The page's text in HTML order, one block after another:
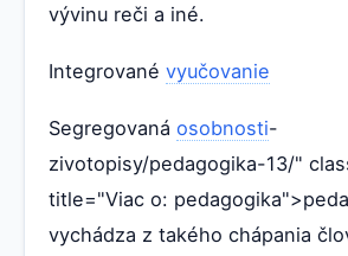
vývinu reči a iné.
Integrované vyučovanie
Segregovaná osobnosti-
zivotopisy/pedagogika-13/"
title="Viac o:
vychádza z takého chápania